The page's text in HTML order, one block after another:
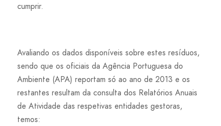
cumprir.
Avaliando os dados disponíveis sobre estes resíduos,
sendo que os oficiais da Agência Portuguesa do
Ambiente (APA) reportam só ao ano de 2013 e os
restantes resultam da consulta dos Relatórios Anuais
de Atividade das respetivas entidades gestoras,
temos: